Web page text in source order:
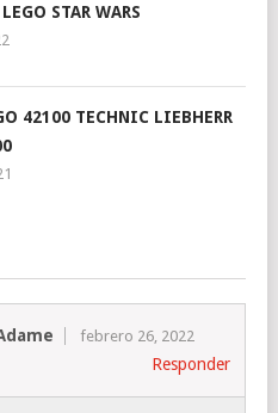
STAR WARS
42100 TECHNIC LIEBHERR
febrero 26, 2022
Responder